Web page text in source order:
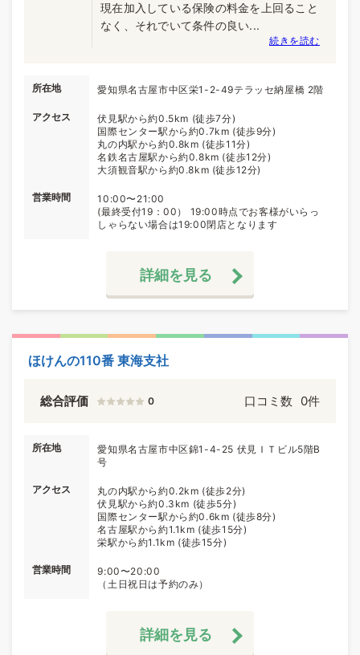
現在加入している保険の料金を上回ること
なく、それでいて条件の良い...
続きを読む
所在地 愛知県名古屋市中区栄1-2-49テラッセ納屋橋 2階
アクセス
伏見駅から約0.5km (徒歩7分)
国際センター駅から約0.7km (徒歩9分)
丸の内駅から約0.8km (徒歩11分)
名鉄名古屋駅から約0.8km (徒歩12分)
大須観音駅から約0.8km (徒歩12分)
営業時間
10:00〜21:00
(最終受付19：00） 19:00時点でお客様がいらっ
しゃらない場合は19:00閉店となります
詳細を見る
ほけんの110番 東海支社
総合評価 0 口コミ数 0件
所在地
愛知県名古屋市中区錦1-4-25 伏見ＩＴビル5階B
号
アクセス
丸の内駅から約0.2km (徒歩2分)
伏見駅から約0.3km (徒歩5分)
国際センター駅から約0.6km (徒歩8分)
名古屋駅から約1.1km (徒歩15分)
栄駅から約1.1km (徒歩15分)
営業時間
9:00〜20:00
（土日祝日は予約のみ）
詳細を見る